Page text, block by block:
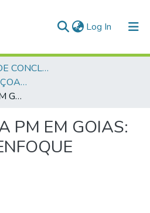
Log In (current)
TRABALHOS DE CONCLUSÃO DE CURSO - CAO (CURSO DE APERFEIÇOAMENTO DE OFICIAIS)
CURSO DE APERFEIÇOAMENTO DE OFICIAIS - CAO - 1991
O MOTORISTA PM EM GOIAS: UM RAPIDO ENFOQUE
PM EM GOIAS: